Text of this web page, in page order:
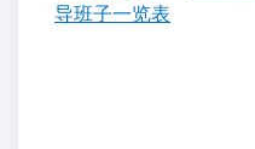
导班子一览表